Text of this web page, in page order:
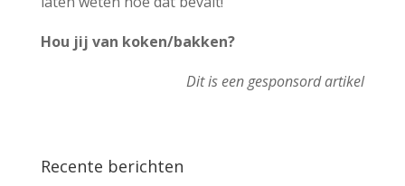
Hou jij van koken/bakken?
Dit is een gesponsord artikel
Recente berichten